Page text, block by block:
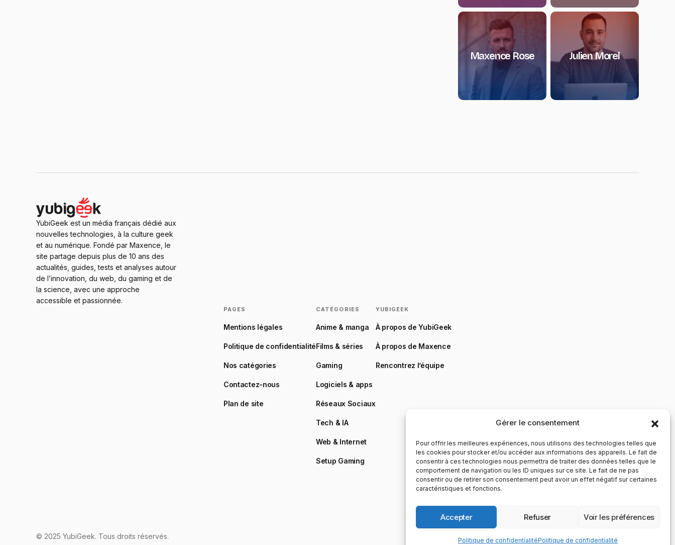
Gérer le consentement
Pour offrir les meilleures expériences, nous utilisons des technologies telles que
les cookies pour stocker et/ou accéder aux informations des appareils. Le fait de
consentir à ces technologies nous permettra de traiter des données telles que le
comportement de navigation ou les ID uniques sur ce site. Le fait de ne pas
consentir ou de retirer son consentement peut avoir un effet négatif sur certaines
caractéristiques et fonctions.
Accepter Refuser Voir les préférences
Politique de confidentialitéPolitique de confidentialité
Maxence Rose Julien Morel
YubiGeek est un média français dédié aux
nouvelles technologies, à la culture geek
et au numérique. Fondé par Maxence, le
site partage depuis plus de 10 ans des
actualités, guides, tests et analyses autour
de l’innovation, du web, du gaming et de
la science, avec une approche
accessible et passionnée.
PAGES
Mentions légales
Politique de confidentialité
Nos catégories
Contactez-nous
Plan de site
CATÉGORIES
Anime & manga
Films & séries
Gaming
Logiciels & apps
Réseaux Sociaux
Tech & IA
Web & Internet
Setup Gaming
YUBIGEEK
À propos de YubiGeek
À propos de Maxence
Rencontrez l’équipe
© 2025 YubiGeek. Tous droits réservés.